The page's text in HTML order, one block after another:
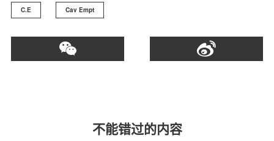
C.E Cav Empt
不能错过的内容